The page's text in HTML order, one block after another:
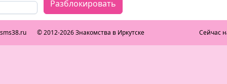
Разблокировать
© 2012-2026 Знакомства в Иркутске Сейчас